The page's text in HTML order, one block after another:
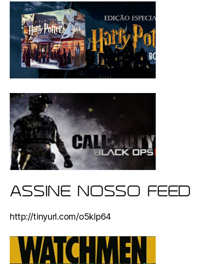
ASSINE NOSSO FEED
http://tinyurl.com/o5klp64